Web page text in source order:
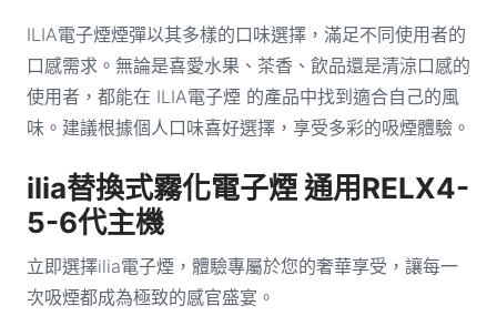
ILIA電子煙煙彈以其多樣的口味選擇，滿足不同使用者的
口感需求。無論是喜愛水果、茶香、飲品還是清涼口感的
使用者，都能在 ILIA電子煙 的產品中找到適合自己的風
味。建議根據個人口味喜好選擇，享受多彩的吸煙體驗。
ilia替換式霧化電子煙 通用RELX4-
5-6代主機
立即選擇ilia電子煙，體驗專屬於您的奢華享受，讓每一
次吸煙都成為極致的感官盛宴。